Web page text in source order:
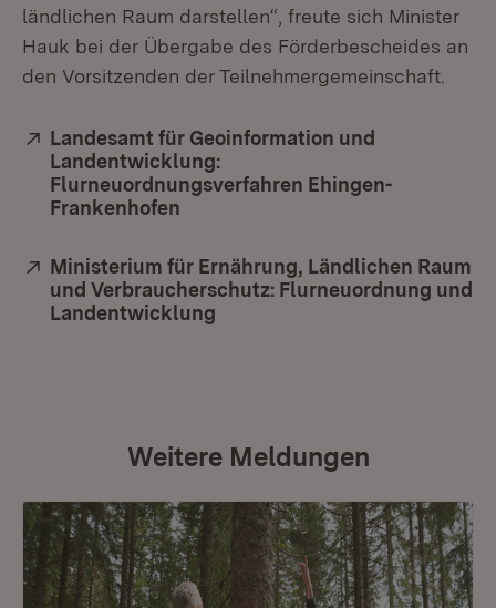
ländlichen Raum darstellen“, freute sich Minister
Hauk bei der Übergabe des Förderbescheides an
den Vorsitzenden der Teilnehmergemeinschaft.
Extern:
Landesamt für Geoinformation und
Landentwicklung:
Flurneuordnungsverfahren Ehingen-
Frankenhofen
Extern:
Ministerium für Ernährung, Ländlichen Raum
und Verbraucherschutz: Flurneuordnung und
Landentwicklung
Weitere Meldungen